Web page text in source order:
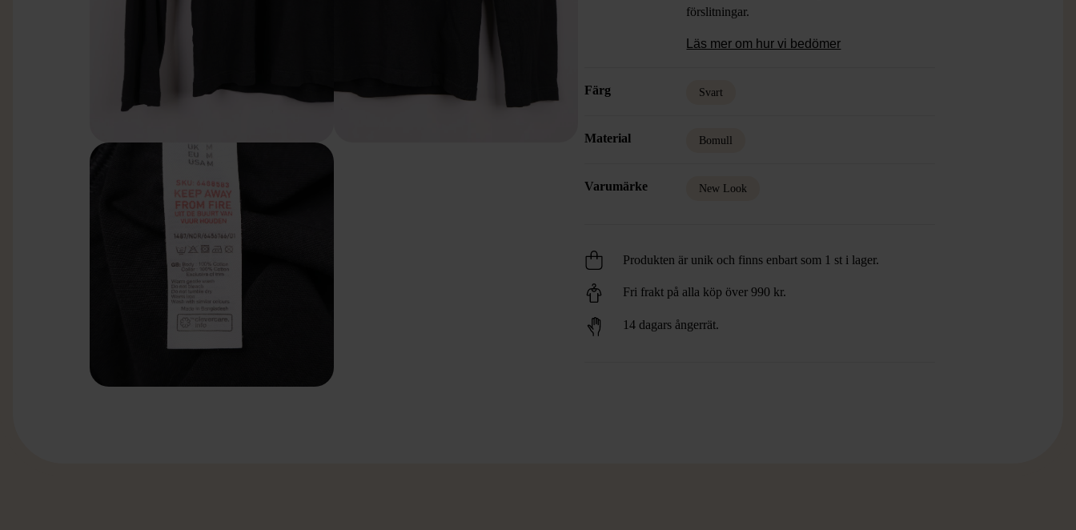
förslitningar.
Läs mer om hur vi bedömer
Färg Svart
Material Bomull
Varumärke New Look
Produkten är unik och finns enbart som 1 st i lager.
Fri frakt på alla köp över 990 kr.
14 dagars ångerrät.